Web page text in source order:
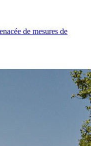
de mesures de